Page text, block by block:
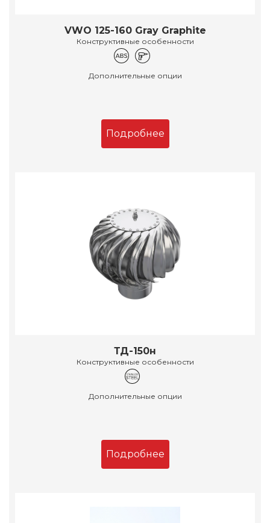
VWO 125-160 Gray Graphite
Конструктивные особенности
Дополнительные опции
Подробнее
ТД-150н
Конструктивные особенности
Дополнительные опции
Подробнее